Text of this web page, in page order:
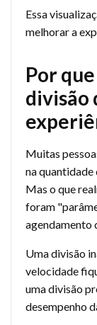
Essa
melhorar a
Por
divisão
Muitas
na quantidade
Mas o que
foram
agendamento
Uma divisão
velocidade
uma divisão
desempenho